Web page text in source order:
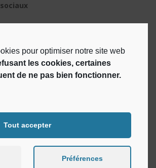
pour optimiser notre site web
les cookies, certaines
de ne pas bien fonctionner.
Tout accepter
Préférences